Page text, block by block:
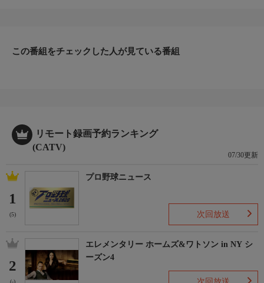
この番組をチェックした人が見ている番組
リモート録画予約ランキング
(CATV)
07/30更新
1
(5)
プロ野球ニュース
次回放送
2
エレメンタリー ホームズ&ワトソン in NY シ
ーズン4